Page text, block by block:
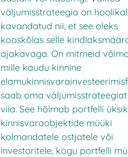
väljumisstrateegia on
kavandatud nii, et see oleks
kooskõlas selle
ajakavaga. On mitmeid
mille kaudu kinnine
saab oma
viia. See hõlmab portfelli
kinnisvaraobjektide müüki
kolmandatele ostjatele või
investoritele, kogu portfelli